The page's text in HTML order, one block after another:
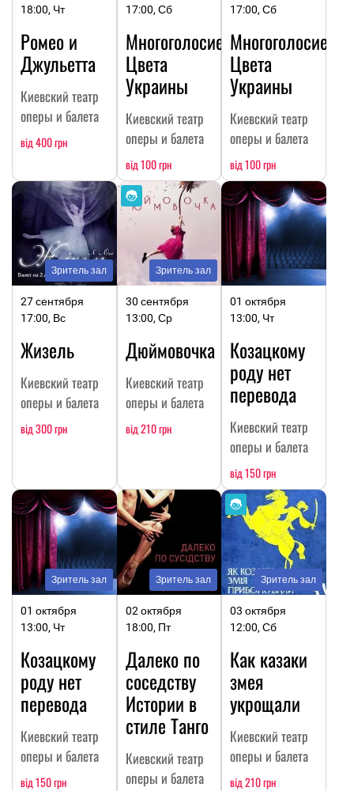
18:00, Чт
Ромео и
Джульетта
Киевский театр
оперы и балета
від 400 грн
17:00, Сб
Многоголосие.
Цвета
Украины
Киевский театр
оперы и балета
від 100 грн
17:00, Сб
Многоголосие.
Цвета
Украины
Киевский театр
оперы и балета
від 100 грн
Зритель зал
27 сентября
17:00, Вс
Жизель
Киевский театр
оперы и балета
від 300 грн
Зритель зал
30 сентября
13:00, Ср
Дюймовочка
Киевский театр
оперы и балета
від 210 грн
01 октября
13:00, Чт
Козацкому
роду нет
перевода
Киевский театр
оперы и балета
від 150 грн
Зритель зал
01 октября
13:00, Чт
Козацкому
роду нет
перевода
Киевский театр
оперы и балета
від 150 грн
Зритель зал
02 октября
18:00, Пт
Далеко по
соседству
Истории в
стиле Танго
Киевский театр
оперы и балета
Зритель зал
03 октября
12:00, Сб
Как казаки
змея
укрощали
Киевский театр
оперы и балета
від 210 грн